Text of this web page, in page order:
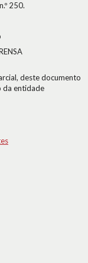
250.
deste documento
da entidade